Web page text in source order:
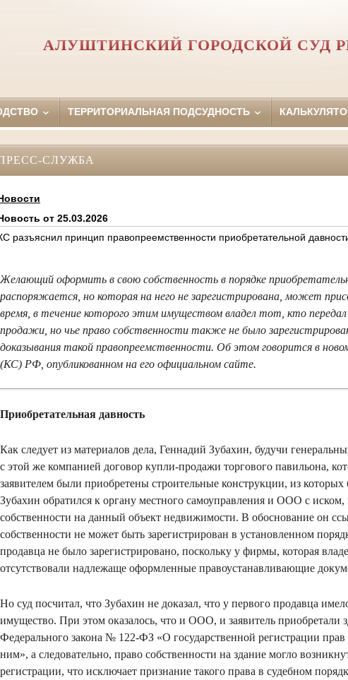
АЛУШТИНСКИЙ ГОРОДСКОЙ СУД
ТЕРРИТОРИАЛЬНАЯ ПОДСУДНОСТЬ
СЛУЖБА
от 25.03.2026
разъяснил принцип правопреемственности приобретательной
Желающий оформить в свою собственность в порядке
распоряжается, но которая на него не зарегистрирована, может
время, в течение которого этим имуществом владел тот, кто
продажи, но чье право собственности также не было
доказывания такой правопреемственности. Об этом говорится в
(КС) РФ, опубликованном на его официальном сайте.
Приобретательная давность
Как следует из материалов дела, Геннадий Зубахин, будучи
с этой же компанией договор купли-продажи торгового павильона,
заявителем были приобретены строительные конструкции, из
Зубахин обратился к органу местного самоуправления и ООО с иском,
собственности на данный объект недвижимости. В обоснование он
собственности не может быть зарегистрирован в установленном
продавца не было зарегистрировано, поскольку у фирмы, которая
отсутствовали надлежаще оформленные правоустанавливающие
Но суд посчитал, что Зубахин не доказал, что у первого продавца
имущество. При этом оказалось, что и ООО, и заявитель приобретали
Федерального закона № 122-ФЗ «О государственной регистрации
ним», а следовательно, право собственности на здание могло
регистрации, что исключает признание такого права в судебном